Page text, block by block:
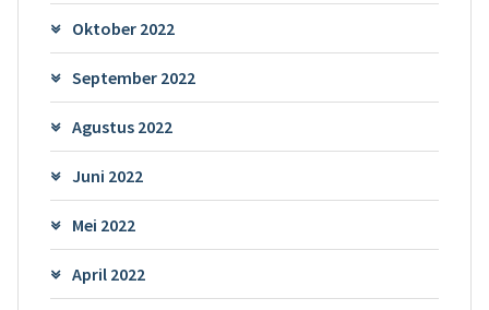
Oktober 2022
September 2022
Agustus 2022
Juni 2022
Mei 2022
April 2022